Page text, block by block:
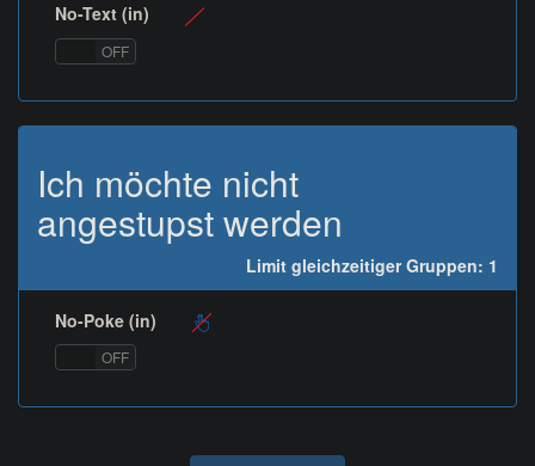
No-Text (in)
OFF
Ich möchte nicht
angestupst werden
Limit gleichzeitiger Gruppen: 1
No-Poke (in)
OFF